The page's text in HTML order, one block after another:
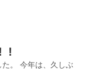
。 今年は、久しぶ